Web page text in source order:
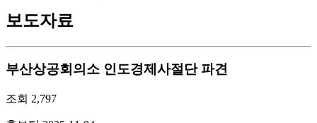
보도자료
부산상공회의소 인도경제사절단 파견
조회 2,797